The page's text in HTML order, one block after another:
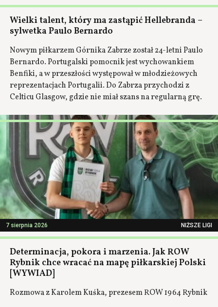
Wielki talent, który ma zastąpić Hellebranda –
sylwetka Paulo Bernardo
Nowym piłkarzem Górnika Zabrze został 24-letni Paulo
Bernardo. Portugalski pomocnik jest wychowankiem
Benfiki, a w przeszłości występował w młodzieżowych
reprezentacjach Portugalii. Do Zabrza przychodzi z
Celticu Glasgow, gdzie nie miał szans na regularną grę.
7 sierpnia 2026 NIŻSZE LIGI
Determinacja, pokora i marzenia. Jak ROW
Rybnik chce wracać na mapę piłkarskiej Polski
[WYWIAD]
Rozmowa z Karolem Kuśka, prezesem ROW 1964 Rybnik